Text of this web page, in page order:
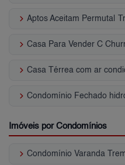
keyboard_arrow_right Aptos Aceitam Permuta|
keyboard_arrow_right Casa Para Vender C
keyboard_arrow_right
keyboard_arrow_right
Imóveis por Condomínios
keyboard_arrow_right Condomínio Varanda